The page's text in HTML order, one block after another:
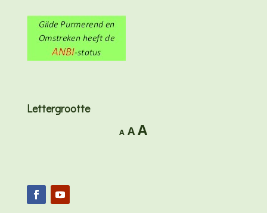
Lettergrootte
A Lettertype
ALettertype
ALettertype